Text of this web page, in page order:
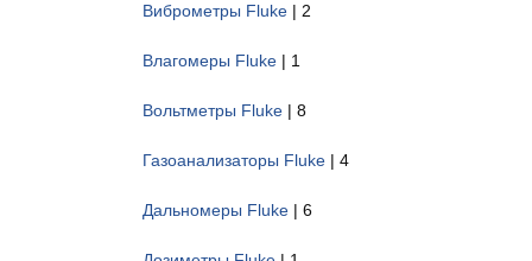
Виброметры Fluke | 2
Влагомеры Fluke | 1
Вольтметры Fluke | 8
Газоанализаторы Fluke | 4
Дальномеры Fluke | 6